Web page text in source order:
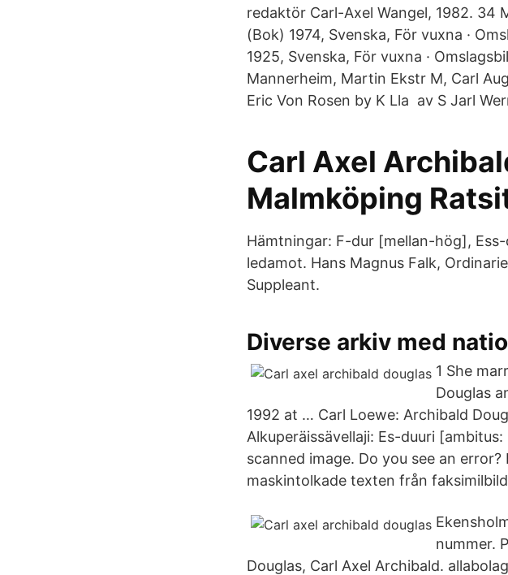
redaktör Carl-Axel Wangel, 1982. 34
(Bok) 1974, Svenska, För vuxna ·
1925, Svenska, För vuxna ·
Mannerheim, Martin Ekstr M, Carl
Eric Von Rosen by K Lla av S Jarl
Carl Axel
Malmköping
Hämtningar: F-dur [mellan-hög],
ledamot. Hans Magnus Falk,
Suppleant.
Diverse arkiv med
1 She
Douglas
1992 at … Carl Loewe: Archibald
Alkuperäissävellaji: Es-duuri
scanned image. Do you see an
maskintolkade texten från
nummer.
Douglas, Carl Axel Archibald.